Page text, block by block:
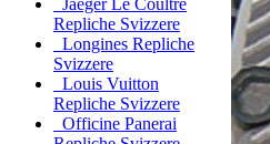
Jaeger Le Coultre
Repliche Svizzere
Longines Repliche
Svizzere
Louis Vuitton
Repliche Svizzere
Officine Panerai